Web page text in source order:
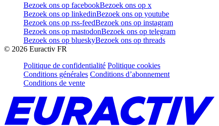
Bezoek ons op facebookBezoek ons op x
Bezoek ons op linkedinBezoek ons op youtube
Bezoek ons op rss-feedBezoek ons op instagram
Bezoek ons op mastodonBezoek ons op telegram
Bezoek ons op blueskyBezoek ons op threads
© 2026 Euractiv FR
Politique de confidentialité Politique cookies
Conditions générales Conditions d’abonnement
Conditions de vente